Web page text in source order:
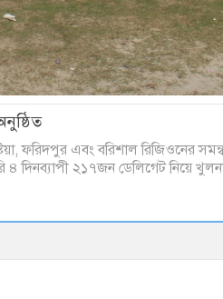
ফরিদপুর এবং বরিশাল রিজিওনের
৪ দিনব্যাপী ২১৭জন ডেলিগেট নিয়ে